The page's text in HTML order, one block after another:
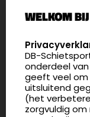
5411 LX
4.8
175
info@db-
WELKOM
SELECT
DB-
onderdeel
geeft veel om
uitsluitend
(het
zorgvuldig